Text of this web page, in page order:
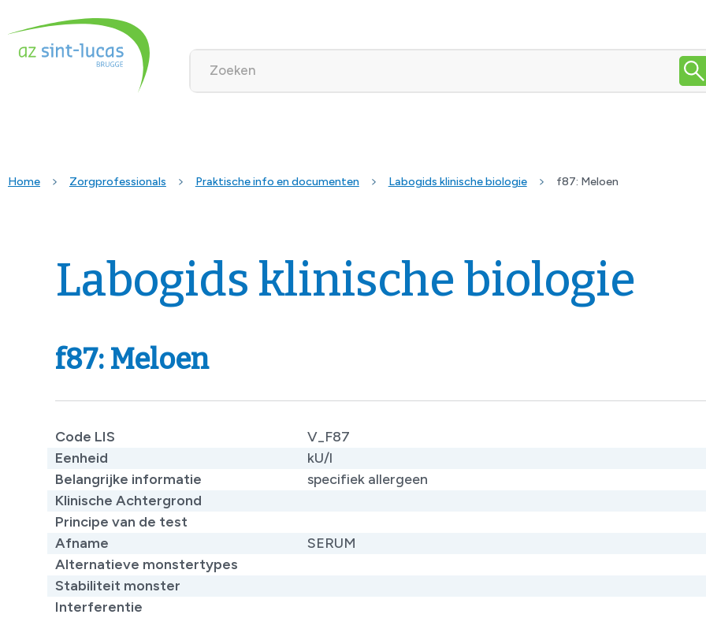
Home Zorgprofessionals Praktische info en documenten Labogids klinische biologie f87: Meloen
Labogids klinische biologie
f87: Meloen
Code LIS
V_F87
Eenheid
kU/l
Belangrijke informatie
specifiek allergeen
Klinische Achtergrond
Principe van de test
Afname
SERUM
Alternatieve monstertypes
Stabiliteit monster
Interferentie